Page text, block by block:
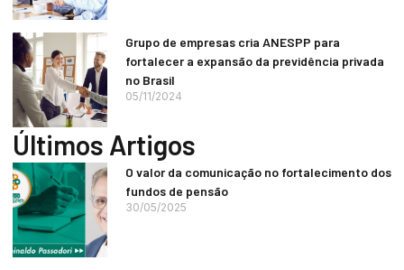
Grupo de empresas cria ANESPP para
fortalecer a expansão da previdência privada
no Brasil
05/11/2024
Últimos Artigos
O valor da comunicação no fortalecimento dos
fundos de pensão
30/05/2025